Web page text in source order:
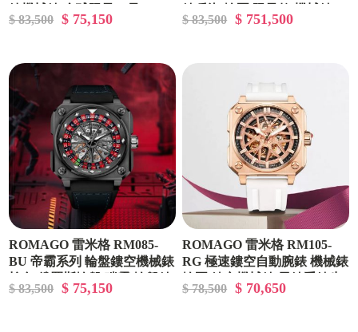
$ 83,500 $ 75,150 $ 83,500 $ 751,500
ROMAGO 雷米格 RM085-
BU 帝霸系列 輪盤鏤空機械錶
限量款
$ 83,500 $ 75,150
ROMAGO 雷米格 RM105-
RG 極速鏤空自動腕錶 機械錶
日禮物限量
$ 78,500 $ 70,650